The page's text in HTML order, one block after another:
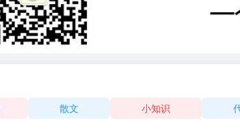
散文 小知识